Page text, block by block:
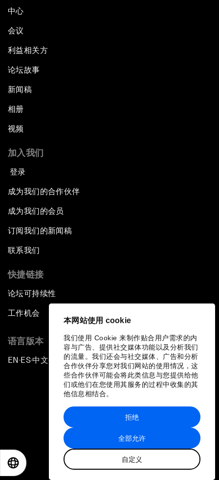
本网站使用 cookie
我们使用 Cookie 来制作贴合用户需求的内
容与广告、提供社交媒体功能以及分析我们
的流量。我们还会与社交媒体、广告和分析
合作伙伴分享您对我们网站的使用情况，这
些合作伙伴可能会将此类信息与您提供给他
们或他们在您使用其服务的过程中收集的其
他信息相结合。
全部允许
自定义
拒绝
中心
会议
利益相关方
论坛故事
新闻稿
相册
视频
加入我们
登录
成为我们的合作伙伴
成为我们的会员
订阅我们的新闻稿
联系我们
快捷链接
论坛可持续性
工作机会
语言版本
EN ▪ES▪中文▪ 日本語
站点地图
世界经济论坛